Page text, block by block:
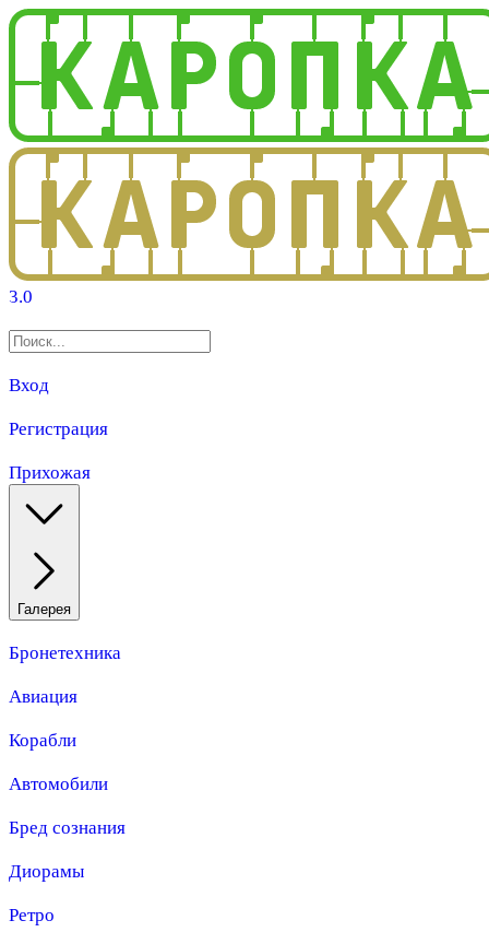
3.0
Вход
Регистрация
Прихожая
Галерея
Бронетехника
Авиация
Корабли
Автомобили
Бред сознания
Диорамы
Ретро